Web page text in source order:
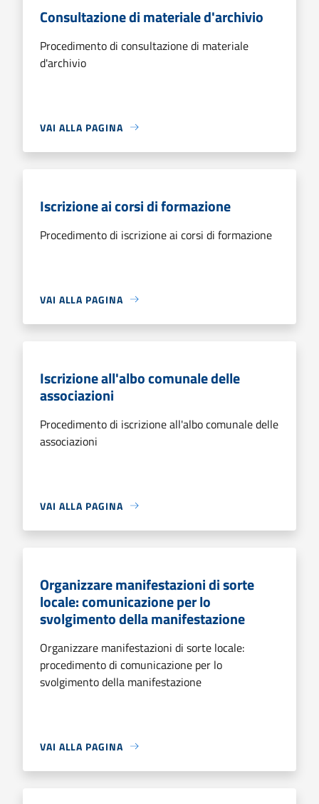
Consultazione di materiale d'archivio
Procedimento di consultazione di materiale
d'archivio
VAI ALLA PAGINA
Iscrizione ai corsi di formazione
Procedimento di iscrizione ai corsi di formazione
VAI ALLA PAGINA
Iscrizione all'albo comunale delle
associazioni
Procedimento di iscrizione all'albo comunale delle
associazioni
VAI ALLA PAGINA
Organizzare manifestazioni di sorte
locale: comunicazione per lo
svolgimento della manifestazione
Organizzare manifestazioni di sorte locale:
procedimento di comunicazione per lo
svolgimento della manifestazione
VAI ALLA PAGINA